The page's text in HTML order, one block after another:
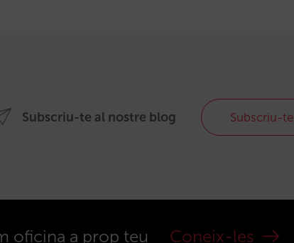
Subscriu-te al nostre blog Subscriu-te
oficina a prop teu Coneix-les